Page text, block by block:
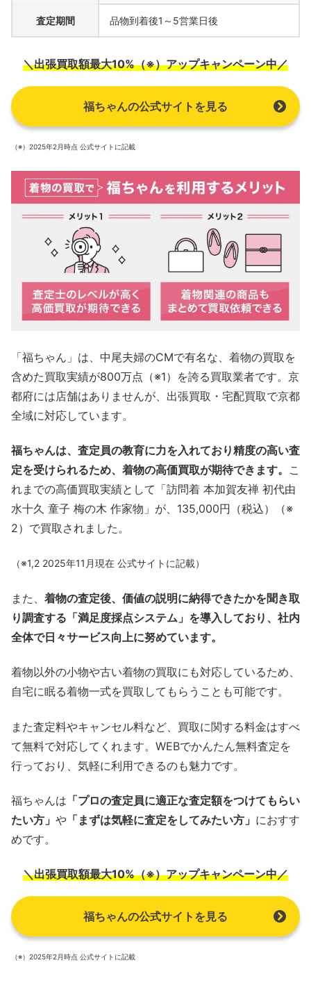
査定期間 品物到着後1～5営業日後
＼出張買取額最大10%（※）アップキャンペーン中／
福ちゃんの公式サイトを見る
（※）2025年2月時点 公式サイトに記載
「福ちゃん」は、中尾夫婦のCMで有名な、着物の買取を
含めた買取実績が800万点（※1）を誇る買取業者です。京
都府には店舗はありませんが、出張買取・宅配買取で京都
全域に対応しています。
福ちゃんは、査定員の教育に力を入れており精度の高い査
定を受けられるため、着物の高価買取が期待できます。 こ
れまでの高価買取実績として「訪問着 本加賀友禅 初代由
水十久 童子 梅の木 作家物」が、135,000円（税込）（※
2）で買取されました。
（※1,2 2025年11月現在 公式サイトに記載）
また、 着物の査定後、価値の説明に納得できたかを聞き取
り調査する「満足度採点システム」を導入しており、社内
全体で日々サービス向上に努めています。
着物以外の小物や古い着物の買取にも対応しているため、
自宅に眠る着物一式を買取してもらうことも可能です。
また査定料やキャンセル料など、買取に関する料金はすべ
て無料で対応してくれます。WEBでかんたん無料査定を
行っており、気軽に利用できるのも魅力です。
福ちゃんは 「プロの査定員に適正な査定額をつけてもらい
たい方」 や 「まずは気軽に査定をしてみたい方」 におすす
めです。
＼出張買取額最大10%（※）アップキャンペーン中／
福ちゃんの公式サイトを見る
（※）2025年2月時点 公式サイトに記載